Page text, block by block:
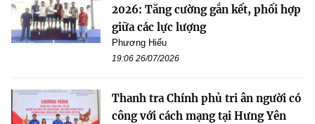
2026: Tăng cường gắn kết, phối hợp
giữa các lực lượng
Phương Hiếu
19:06 26/07/2026
Thanh tra Chính phủ tri ân người có
công với cách mạng tại Hưng Yên